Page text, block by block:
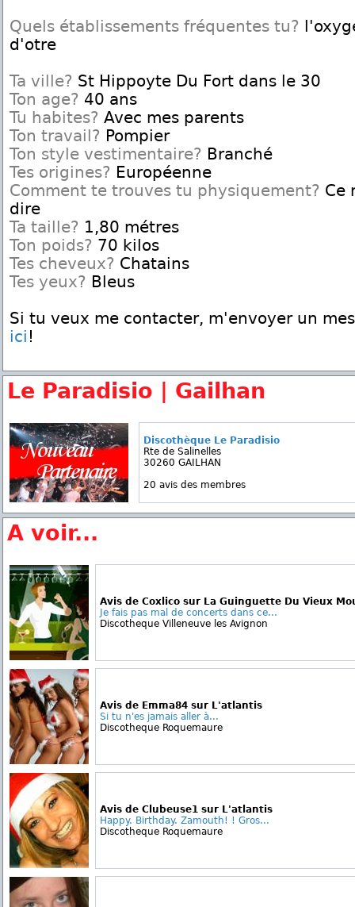
Quels établissements fréquentes tu?
d'otre
Ta ville? St Hippoyte Du Fort dans le 30
Ton age? 40 ans
Tu habites? Avec mes parents
Ton travail? Pompier
Ton style vestimentaire? Branché
Tes origines? Européenne
Comment te trouves tu physiquement? Ce
dire
Ta taille? 1,80 métres
Ton poids? 70 kilos
Tes cheveux? Chatains
Tes yeux? Bleus
Si tu veux me contacter, m'envoyer un
ici !
Le Paradisio | Gailhan
Discothèque Le Paradisio
Rte de Salinelles
30260 GAILHAN
20 avis des membres
A voir...
Avis de Coxlico sur La Guinguette Du Vieux
Je fais pas mal de concerts dans ce...
Discotheque Villeneuve les Avignon
Avis de Emma84 sur L'atlantis
Si tu n'es jamais aller à...
Discotheque Roquemaure
Avis de Clubeuse1 sur L'atlantis
Happy. Birthday. Zamouth! ! Gros...
Discotheque Roquemaure